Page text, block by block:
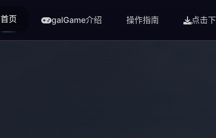
首页 galGame介绍 操作指南 点击